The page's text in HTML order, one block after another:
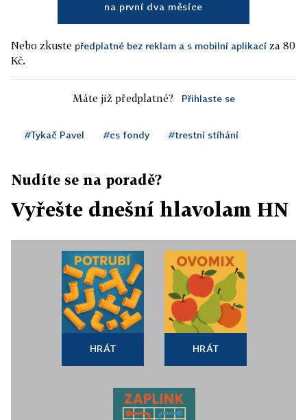
na první dva měsíce
Nebo zkuste předplatné bez reklam a s mobilní aplikací za 80
Kč.
Máte již předplatné? Přihlaste se
#Tykač Pavel #cs fondy #trestní stíhání
Nudíte se na poradě?
Vyřešte dnešní hlavolam HN
HRÁT HRÁT